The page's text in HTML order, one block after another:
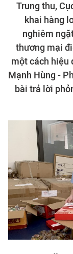
Trung thu,
khai hàng
nghiêm
thương mại
một cách hiệu
Mạnh Hùng -
bài trả lời